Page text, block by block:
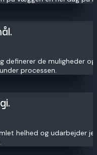
definerer de muligheder og
processen.
helhed og udarbejder